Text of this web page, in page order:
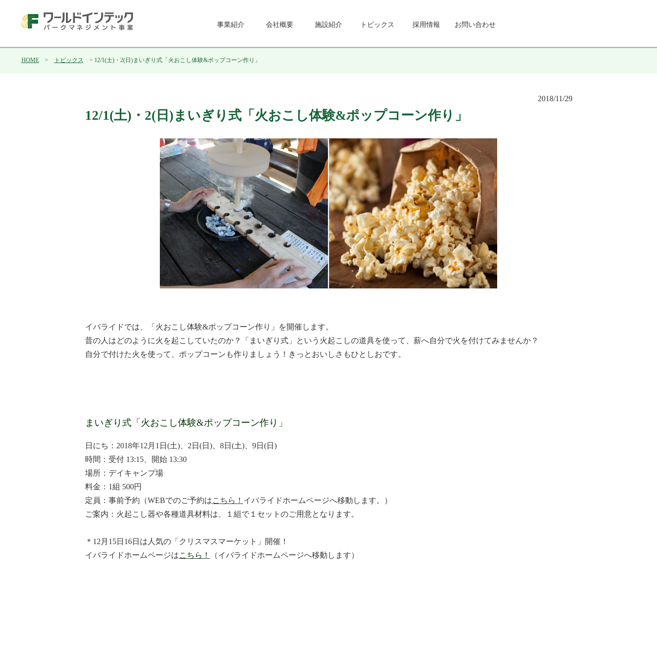
事業紹介 会社概要 施設紹介 トピックス 採用情報 お問い合わせ
HOME> トピックス > 12/1(土)・2(日)まいぎり式「火おこし体験&ポップコーン作り」
2018/11/29
12/1(土)・2(日)まいぎり式「火おこし体験&ポップコーン作り」
イバライドでは、「火おこし体験&ポップコーン作り」を開催します。
昔の人はどのように火を起こしていたのか？「まいぎり式」という火起こしの道具を使って、薪へ自分で火を付けてみませんか？
自分で付けた火を使って、ポップコーンも作りましょう！きっとおいしさもひとしおです。
まいぎり式「火おこし体験&ポップコーン作り」
日にち：2018年12月1日(土)、2日(日)、8日(土)、9日(日)
時間：受付 13:15、開始 13:30
場所：デイキャンプ場
料金：1組 500円
定員：事前予約（WEBでのご予約はこちら！ イバライドホームページへ移動します。）
ご案内：火起こし器や各種道具材料は、１組で１セットのご用意となります。
＊12月15日16日は人気の「クリスマスマーケット」開催！
イバライドホームページはこちら！ （イバライドホームページへ移動します）